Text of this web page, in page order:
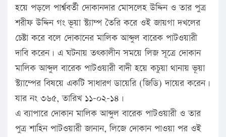
হয়ে পড়লে পার্শ্ববর্তী দোকানদার মোসলেহ উদ্দিন ও তার পুত্র
শরীফ উদ্দিন গং ভূয়া স্ট্যাম্প তৈরি করে ওই জায়গা দখলের
চেষ্টা করে বলে দোকানের মালিক আব্দুল বারেক পাটওয়ারী
দাবি করেন। এ ঘটনায় তৎকালীন সময়ে লিজ সূত্রে দোকান
মালিক আব্দুল বারেক পাটওয়ারী বাদী হয়ে কচুয়া থানায় ভূয়া
স্ট্যাম্পের বিষয়ে একটি সাধারণ ডায়েরি (জিডি) দায়ের করেন।
যার নং ৩৬৫, তারিখ ১১-০২-১৪।
এ ব্যাপারে দোকান মালিক আব্দুল বারেক পাটওয়ারী ও তার
পুত্র শাহিন পাটওয়ারী জানান, লিজে দোকান পাওয়া পর ওই